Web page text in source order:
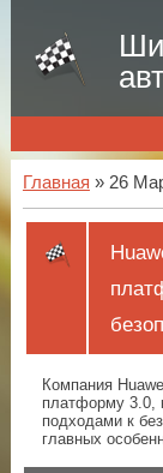
Главная » 26
Компания
платформу 3.0,
подходами к
главных